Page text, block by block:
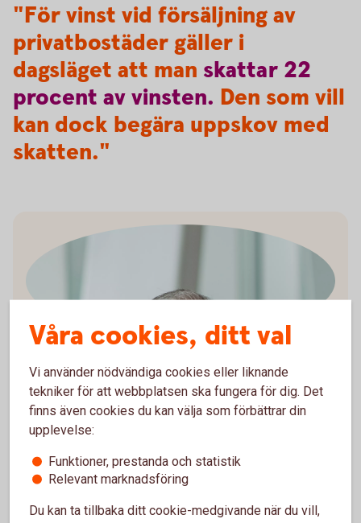
"För vinst vid försäljning av
privatbostäder gäller i
dagsläget att man skattar 22
procent avvinsten. Den som vill
kan dock begära uppskov med
skatten."
Privatekonom
Arturo förklarar kortfattat:
Våra cookies, ditt val
Vi använder nödvändiga cookies eller liknande
tekniker för att webbplatsen ska fungera för dig. Det
finns även cookies du kan välja som förbättrar din
upplevelse:
Funktioner, prestanda och statistik
Relevant marknadsföring
Du kan ta tillbaka ditt cookie-medgivande när du vill,